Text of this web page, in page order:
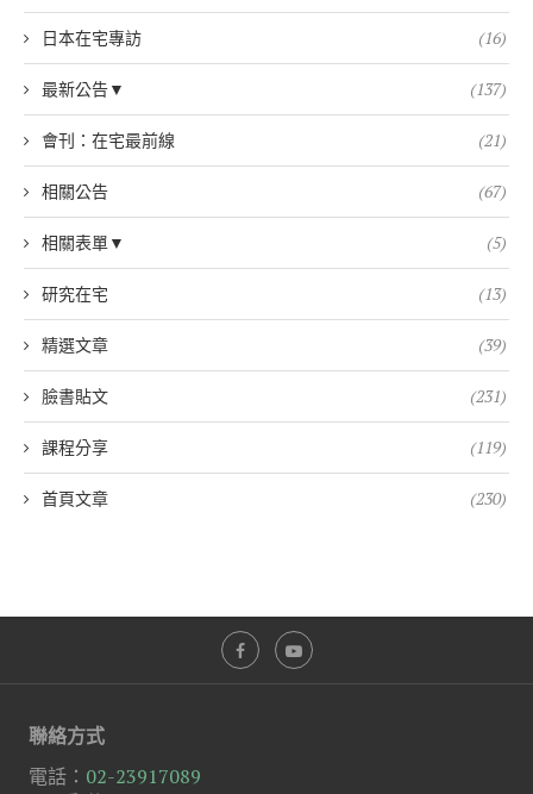
日本在宅專訪 (16)
最新公告▼ (137)
會刊：在宅最前線 (21)
相關公告 (67)
相關表單▼ (5)
研究在宅 (13)
精選文章 (39)
臉書貼文 (231)
課程分享 (119)
首頁文章 (230)
聯絡方式
電話： 02-23917089